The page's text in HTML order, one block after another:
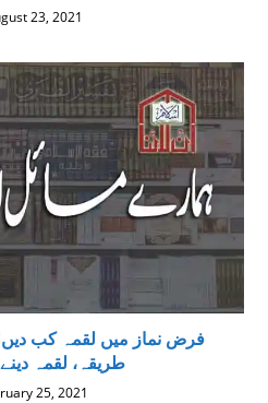
23, 2021
فرض نماز میں لقمہ کب
طریقہ، لقمہ
25, 2021